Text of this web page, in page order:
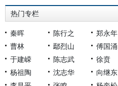
热门专栏
秦晖 陈行之 郑永年
曹林
鄢烈山 傅国涌
于建嵘
陈志武 徐贲
杨祖陶
沈志华 向继东